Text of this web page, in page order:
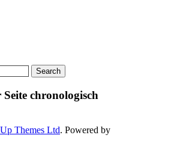
chronologisch
Themes Ltd. Powered by